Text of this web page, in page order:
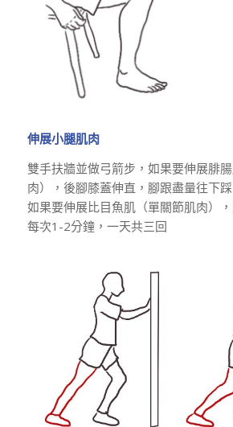
伸展小腿肌肉
雙手扶牆並做弓箭步，如果要伸展腓
肉），後腳膝蓋伸直 ，腳跟盡量往下
如果要伸展比目魚肌（單關節肌肉）
每次1-2分鐘，一天共三回